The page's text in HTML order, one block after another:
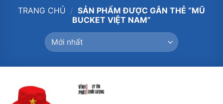
TRANG CHỦ / SẢN PHẨM ĐƯỢC GẮN THẺ “MŨ
BUCKET VIỆT NAM”